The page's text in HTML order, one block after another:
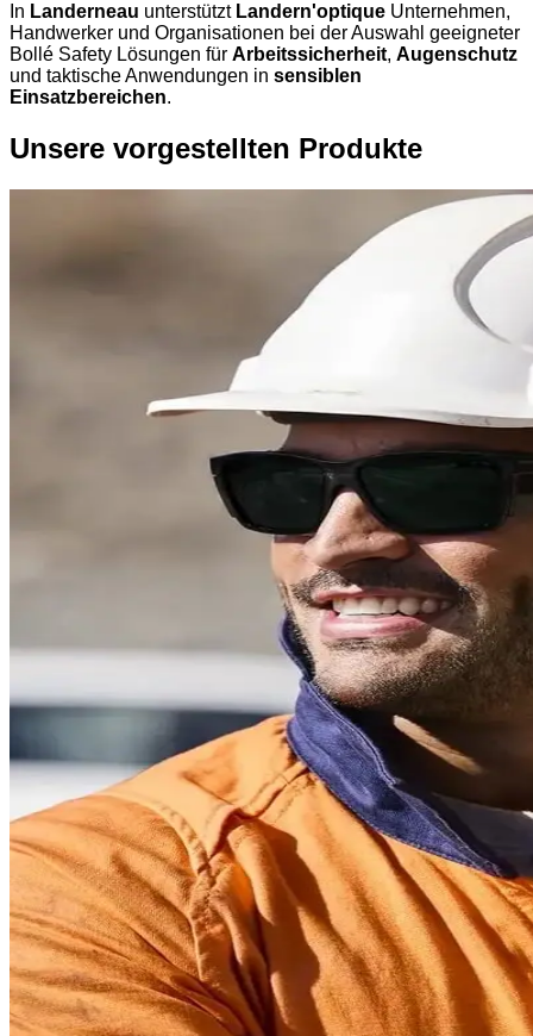
In Landerneau unterstützt Landern'optique Unternehmen,
Handwerker und Organisationen bei der Auswahl geeigneter
Bollé Safety Lösungen für Arbeitssicherheit, Augenschutz
und taktische Anwendungen in sensiblen
Einsatzbereichen.
Unsere vorgestellten Produkte